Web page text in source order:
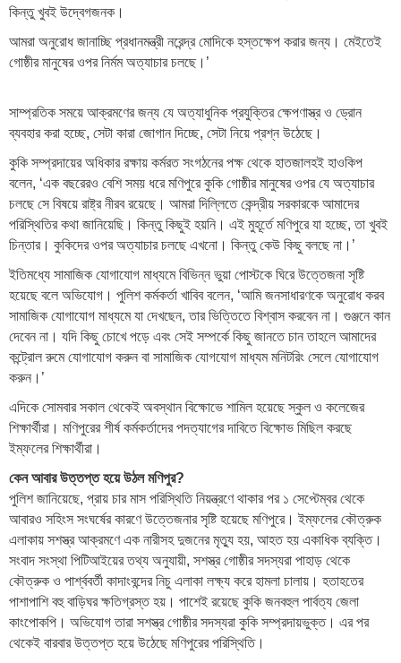
কিন্তু খুবই উদ্বেগজনক।
আমরা অনুরোধ জানাচ্ছি প্রধানমন্ত্রী নরেন্দ্র মোদিকে হস্তক্ষেপ করার জন্য। মেইতেই
গোষ্ঠীর মানুষের ওপর নির্মম অত্যাচার চলছে।’
সাম্প্রতিক সময়ে আক্রমণের জন্য যে অত্যাধুনিক প্রযুক্তির ক্ষেপণাস্ত্র ও ড্রোন
ব্যবহার করা হচ্ছে, সেটা কারা জোগান দিচ্ছে, সেটা নিয়ে প্রশ্ন উঠেছে।
কুকি সম্প্রদায়ের অধিকার রক্ষায় কর্মরত সংগঠনের পক্ষ থেকে হাতজালহই হাওকিপ
বলেন, ‘এক বছরেরও বেশি সময় ধরে মণিপুরে কুকি গোষ্ঠীর মানুষের ওপর যে অত্যাচার
চলছে সে বিষয়ে রাষ্ট্র নীরব রয়েছে। আমরা দিল্লিতে কেন্দ্রীয় সরকারকে আমাদের
পরিস্থিতির কথা জানিয়েছি। কিন্তু কিছুই হয়নি। এই মুহূর্তে মণিপুরে যা হচ্ছে, তা খুবই
চিন্তার। কুকিদের ওপর অত্যাচার চলছে এখনো। কিন্তু কেউ কিছু বলছে না।’
ইতিমধ্যে সামাজিক যোগাযোগ মাধ্যমে বিভিন্ন ভুয়া পোস্টকে ঘিরে উত্তেজনা সৃষ্টি
হয়েছে বলে অভিযোগ। পুলিশ কর্মকর্তা খাবিব বলেন, ‘আমি জনসাধারণকে অনুরোধ করব
সামাজিক যোগাযোগ মাধ্যমে যা দেখছেন, তার ভিত্তিতে বিশ্বাস করবেন না। গুঞ্জনে কান
দেবেন না। যদি কিছু চোখে পড়ে এবং সেই সম্পর্কে কিছু জানতে চান তাহলে আমাদের
কন্ট্রোল রুমে যোগাযোগ করুন বা সামাজিক যোগযোগ মাধ্যম মনিটরিং সেলে যোগাযোগ
করুন।’
এদিকে সোমবার সকাল থেকেই অবস্থান বিক্ষোভে শামিল হয়েছে স্কুল ও কলেজের
শিক্ষার্থীরা। মণিপুরের শীর্ষ কর্মকর্তাদের পদত্যাগের দাবিতে বিক্ষোভ মিছিল করছে
ইম্ফলের শিক্ষার্থীরা।
কেন আবার উত্তপ্ত হয়ে উঠল মণিপুর?
পুলিশ জানিয়েছে, প্রায় চার মাস পরিস্থিতি নিয়ন্ত্রণে থাকার পর ১ সেপ্টেম্বর থেকে
আবারও সহিংস সংঘর্ষের কারণে উত্তেজনার সৃষ্টি হয়েছে মণিপুরে। ইম্ফলের কৌত্রুক
এলাকায় সশস্ত্র আক্রমণে এক নারীসহ দুজনের মৃত্যু হয়, আহত হয় একাধিক ব্যক্তি।
সংবাদ সংস্থা পিটিআইয়ের তথ্য অনুযায়ী, সশস্ত্র গোষ্ঠীর সদস্যরা পাহাড় থেকে
কৌত্রুক ও পার্শ্ববর্তী কাদাংবন্দের নিচু এলাকা লক্ষ্য করে হামলা চালায়। হতাহতের
পাশাপাশি বহু বাড়িঘর ক্ষতিগ্রস্ত হয়। পাশেই রয়েছে কুকি জনবহুল পার্বত্য জেলা
কাংপোকপি। অভিযোগ তারা সশস্ত্র গোষ্ঠীর সদস্যরা কুকি সম্প্রদায়ভুক্ত। এর পর
থেকেই বারবার উত্তপ্ত হয়ে উঠেছে মণিপুরের পরিস্থিতি।